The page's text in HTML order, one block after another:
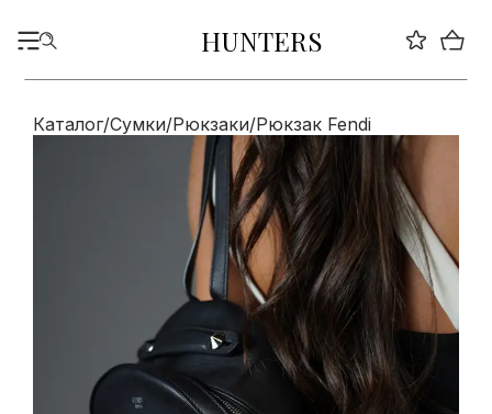
HUNTERS
Каталог/Сумки/Рюкзаки/Рюкзак Fendi